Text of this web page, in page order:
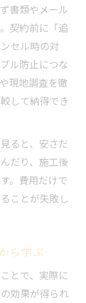
書類やメール
契約前に「追
セル時の対
ル防止につな
現地調査を徹
して納得でき
ると、安さだ
だり、施工後
。費用だけで
ことが失敗し
ら学ぶ
とで、実際に
効果が得られ